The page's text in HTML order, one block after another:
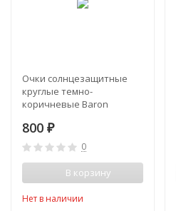
Очки солнцезащитные
круглые темно-
коричневые Baron
800 ₽
0
В корзину
Нет в наличии